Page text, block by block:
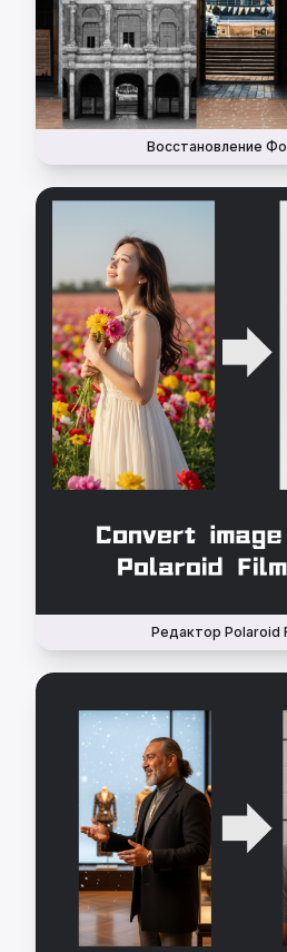
Восстановление
Редактор Polaroid